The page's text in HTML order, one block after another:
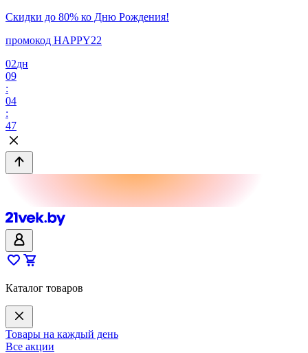
Скидки до 80% ко Дню Рождения!
промокод HAPPY22
02дн
09
:
04
:
47
Каталог товаров
Товары на каждый день
Все акции